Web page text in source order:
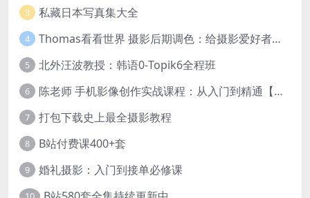
3 私藏日本写真集大全
4 Thomas看看世界 摄影后期调色：给摄影爱好者的色彩课 网盘下载
5 北外汪波教授：韩语0-Topik6全程班
6 陈老师 手机影像创作实战课程：从入门到精通【完结】
7 打包下载史上最全摄影教程
8 B站付费课400+套
9 婚礼摄影：入门到接单必修课